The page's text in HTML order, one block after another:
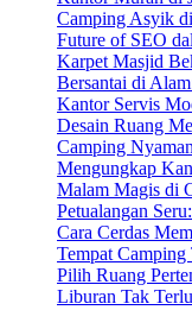
Camping Asyik
Future of SEO
Karpet Masjid
Bersantai di
Kantor Servis
Desain Ruang
Camping
Mengungkap
Malam Magis di
Petualangan
Cara Cerdas
Tempat
Pilih Ruang
Liburan Tak